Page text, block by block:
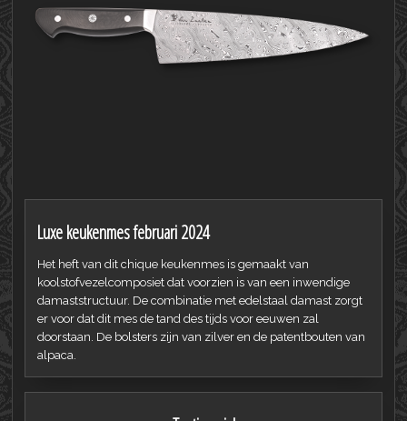
Luxe keukenmes februari 2024
Het heft van dit chique keukenmes is gemaakt van
koolstofvezelcomposiet dat voorzien is van een inwendige
damaststructuur. De combinatie met edelstaal damast zorgt
er voor dat dit mes de tand des tijds voor eeuwen zal
doorstaan. De bolsters zijn van zilver en de patentbouten van
alpaca.